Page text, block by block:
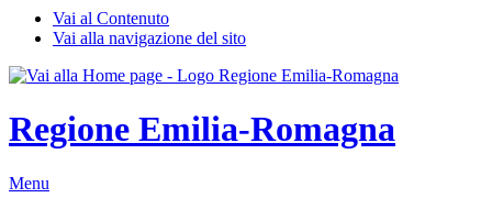
Vai al Contenuto
Vai alla navigazione del sito
Regione Emilia-Romagna
Menu